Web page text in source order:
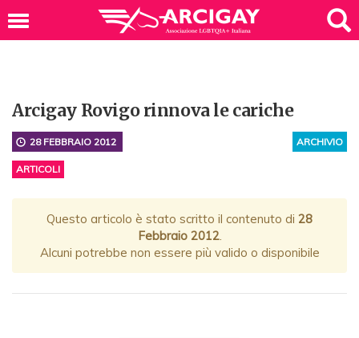
Arcigay Rovigo rinnova le cariche
ARCHIVIO
28 FEBBRAIO 2012
ARTICOLI
Questo articolo è stato scritto il contenuto di 28
Febbraio 2012.
Alcuni potrebbe non essere più valido o disponibile